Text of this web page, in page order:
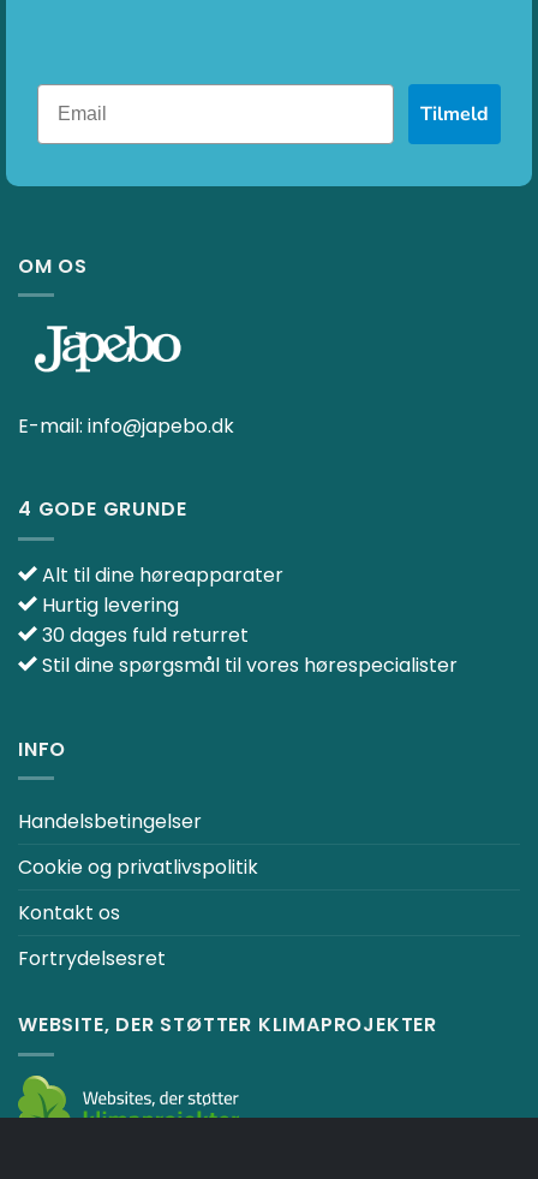
Tilmeld
OM OS
E-mail: info@japebo.dk
4 GODE GRUNDE
Alt til dine høreapparater
Hurtig levering
30 dages fuld returret
Stil dine spørgsmål til vores hørespecialister
INFO
Handelsbetingelser
Cookie og privatlivspolitik
Kontakt os
Fortrydelsesret
WEBSITE, DER STØTTER KLIMAPROJEKTER